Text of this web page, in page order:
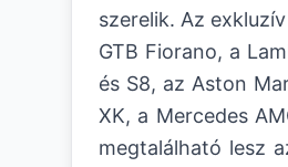
szerelik. Az
GTB Fiorano, a
és S8, az Aston
XK, a Mercedes
megtalálható lesz